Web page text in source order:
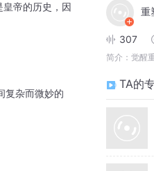
皇帝的历史，因
复杂而微妙的
重
307
简介： 觉醒
TA的